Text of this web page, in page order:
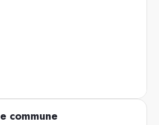
commune